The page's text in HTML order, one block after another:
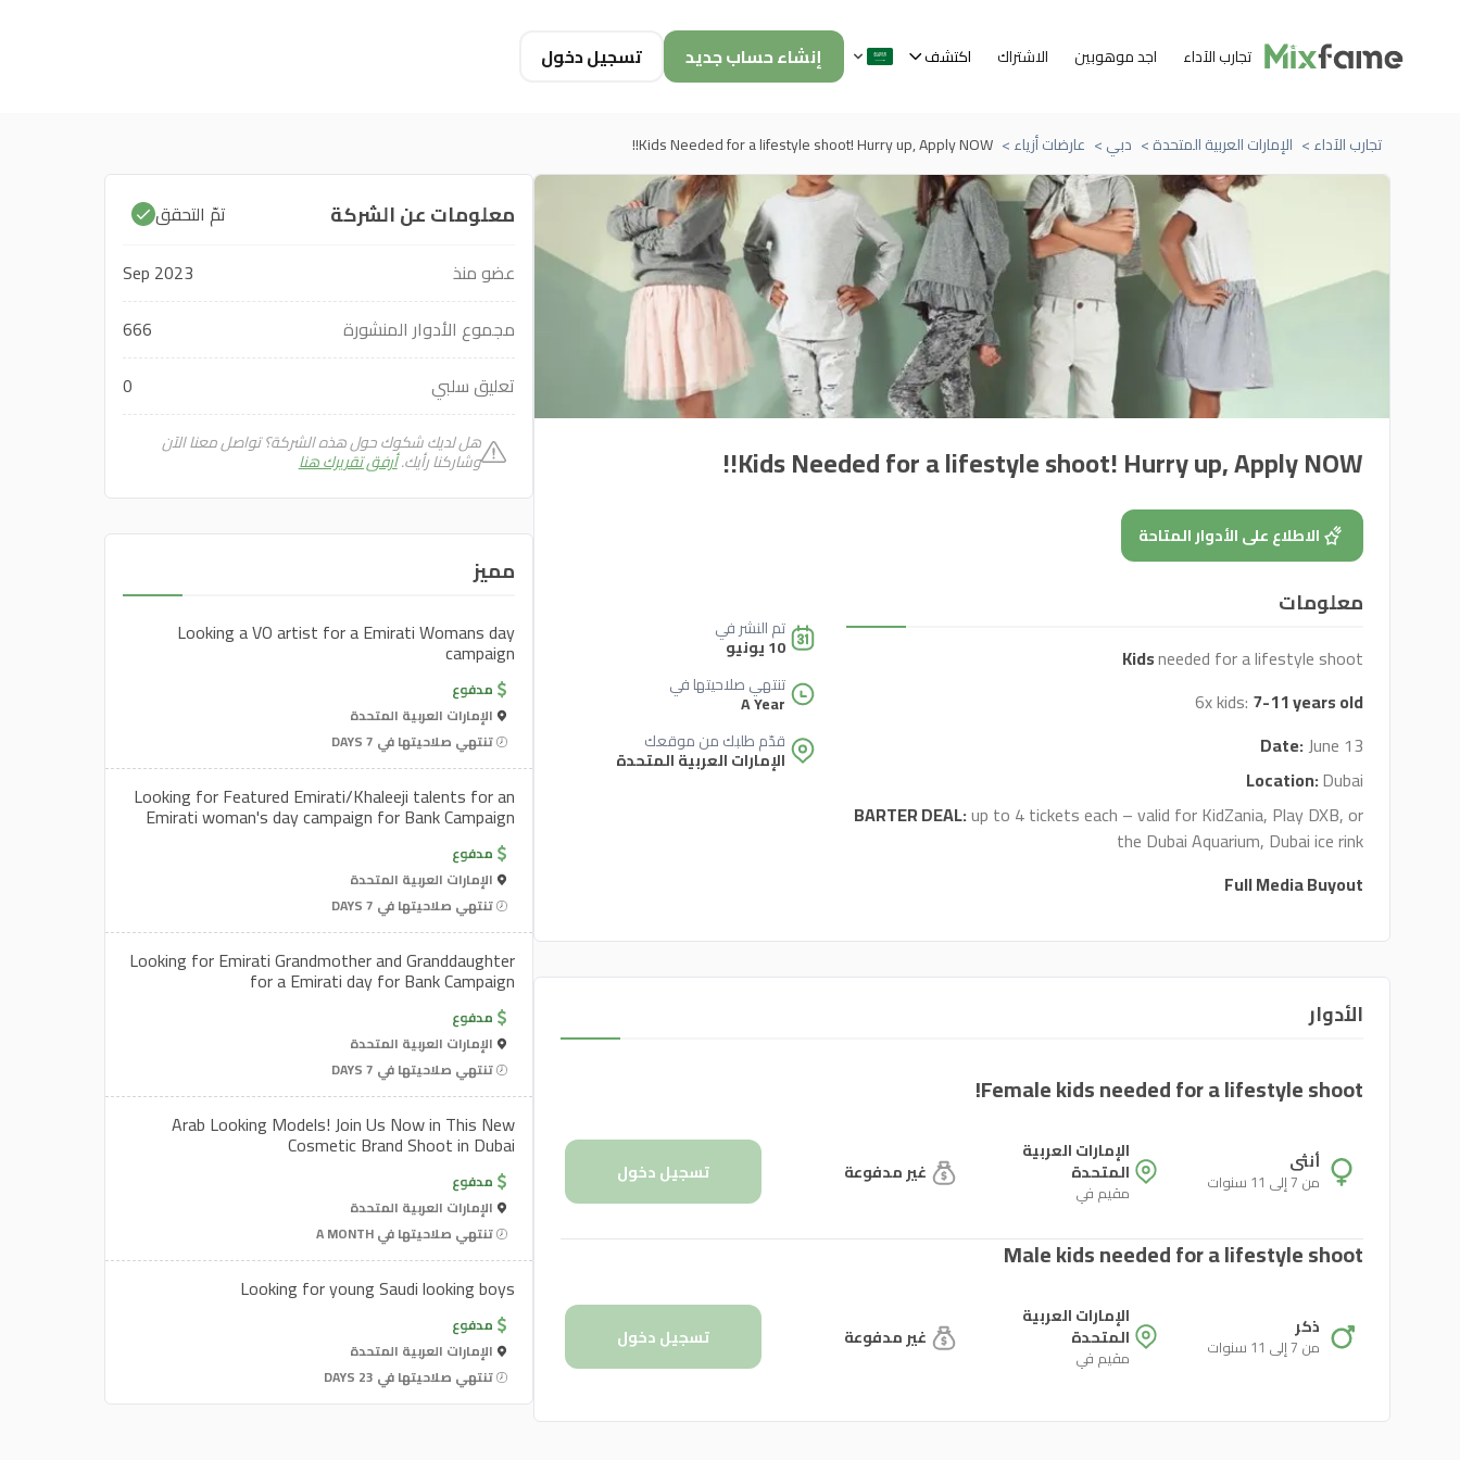
تجارب الآداء اجد موهوبين الاشتراك اكتشف إنشاء حساب جديد تسجيل دخول
تجارب الآداء > الإمارات العربية المتحدة > دبي > عارضات أزياء > Kids Needed for a lifestyle shoot! Hurry up, Apply NOW!!
Kids Needed for a lifestyle shoot! Hurry up, Apply NOW!!
الاطلاع على الأدوار المتاحة
معلومات
Kidsneeded for a lifestyle shoot
6x kids: 7-11 years old
Date:June 13
Location:Dubai
BARTER DEAL:up to 4 tickets each – valid for KidZania, Play DXB, or
the Dubai Aquarium, Dubai ice rink
Full Media Buyout
تم النشر في
10 يونيو
تنتهي صلاحيتها في
A Year
قدّم طلبك من موقعك
الإمارات العربية المتحدة
الأدوار
Female kids needed for a lifestyle shoot!
أنثى
من 7 إلى 11 سنوات
الإمارات العربية
المتحدة
مقيم في
غير مدفوعة تسجيل دخول
Male kids needed for a lifestyle shoot
ذكر
من 7 إلى 11 سنوات
الإمارات العربية
المتحدة
مقيم في
غير مدفوعة تسجيل دخول
معلومات عن الشركة
تمّ التحقق
عضو منذ
Sep 2023
مجموع الأدوار المنشورة
666
تعليق سلبي
0
هل لديك شكوك حول هذه الشركة؟ تواصل معنا الآن
وشاركنا رأيك.أرفق تقريرك هنا
مميز
Looking a VO artist for a Emirati Womans day
campaign
مدفوع
الإمارات العربية المتحدة
تنتهي صلاحيتها في 7 DAYS
Looking for Featured Emirati/Khaleeji talents for an
Emirati woman's day campaign for Bank Campaign
مدفوع
الإمارات العربية المتحدة
تنتهي صلاحيتها في 7 DAYS
Looking for Emirati Grandmother and Granddaughter
for a Emirati day for Bank Campaign
مدفوع
الإمارات العربية المتحدة
تنتهي صلاحيتها في 7 DAYS
Arab Looking Models! Join Us Now in This New
Cosmetic Brand Shoot in Dubai
مدفوع
الإمارات العربية المتحدة
تنتهي صلاحيتها في A MONTH
Looking for young Saudi looking boys
مدفوع
الإمارات العربية المتحدة
تنتهي صلاحيتها في 23 DAYS